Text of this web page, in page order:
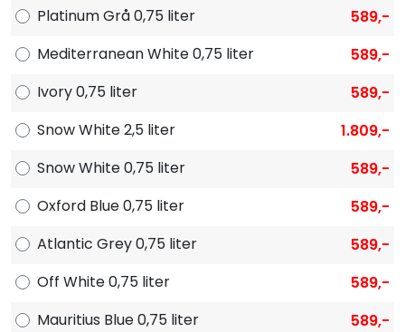
Platinum Grå 0,75 liter
589,-
Mediterranean White 0,75 liter
589,-
Ivory 0,75 liter
589,-
Snow White 2,5 liter
1.809,-
Snow White 0,75 liter
589,-
Oxford Blue 0,75 liter
589,-
Atlantic Grey 0,75 liter
589,-
Off White 0,75 liter
589,-
Mauritius Blue 0,75 liter
589,-